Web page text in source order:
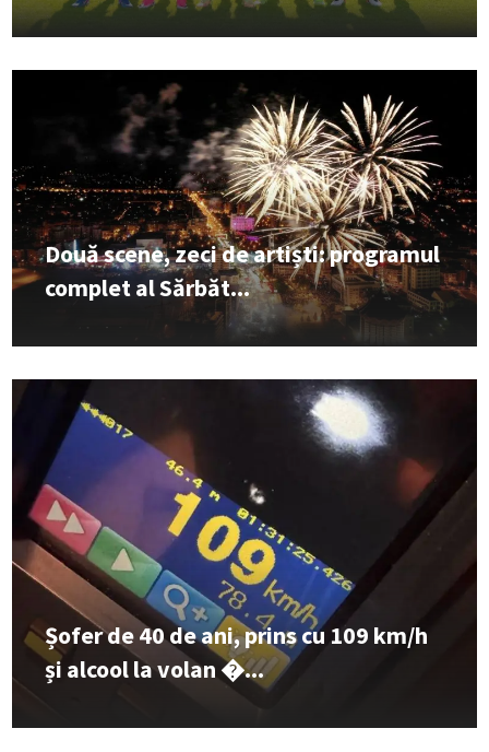
Două scene, zeci de artiști: programul
complet al Sărbăt...
Șofer de 40 de ani, prins cu 109 km/h
și alcool la volan �...